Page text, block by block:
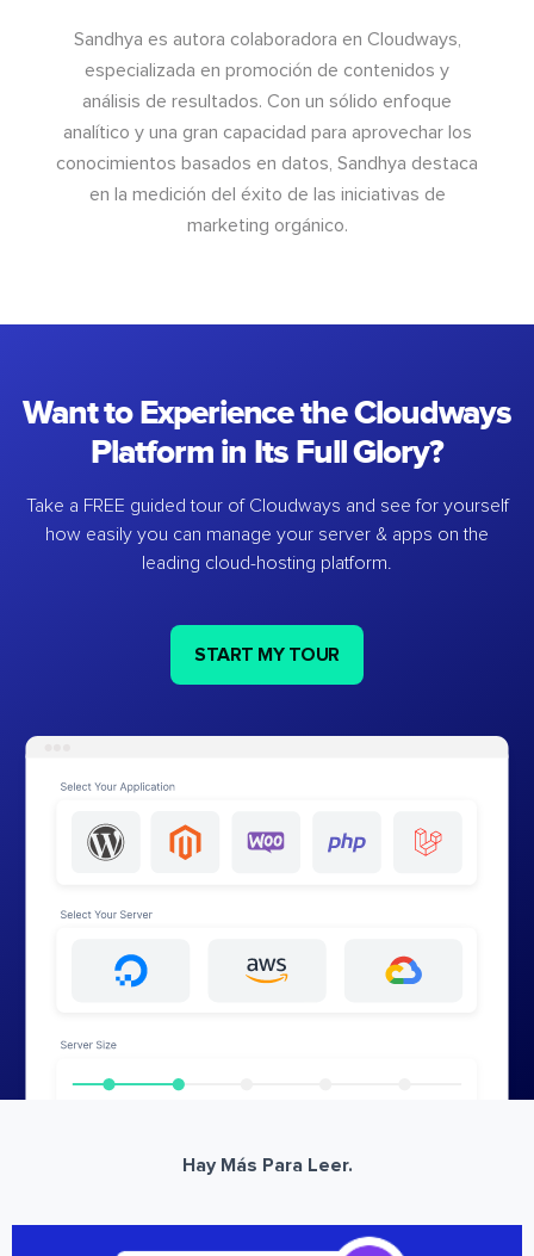
Sandhya es autora colaboradora en Cloudways,
especializada en promoción de contenidos y
análisis de resultados. Con un sólido enfoque
analítico y una gran capacidad para aprovechar los
conocimientos basados en datos, Sandhya destaca
en la medición del éxito de las iniciativas de
marketing orgánico.
Want to Experience the Cloudways
Platform in Its Full Glory?
Take a FREE guided tour of Cloudways and see for yourself
how easily you can manage your server & apps on the
leading cloud-hosting platform.
START MY TOUR
Hay Más Para Leer.